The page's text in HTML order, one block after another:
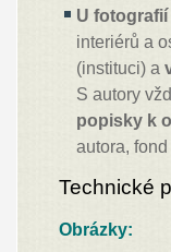
U
interiérů a
(instituci) a
S autory
popisky k
autora,
Technické
Obrázky: